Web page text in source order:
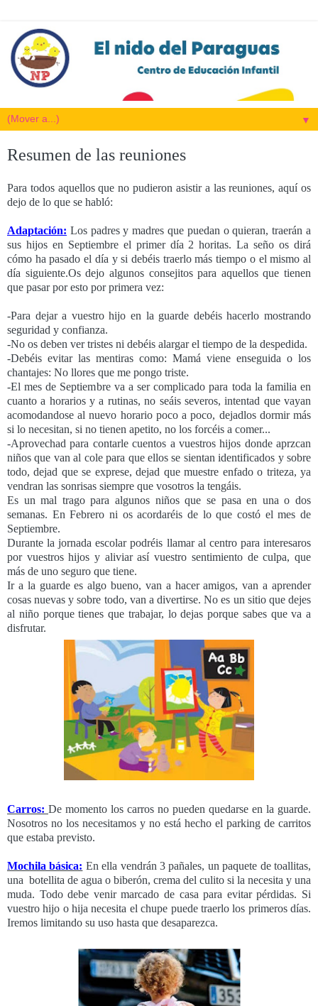
▼
Resumen de las reuniones
Para todos aquellos que no pudieron asistir a las reuniones, aquí os
dejo de lo que se habló:
Adaptación: Los padres y madres que puedan o quieran, traerán a
sus hijos en Septiembre el primer día 2 horitas. La seño os dirá
cómo ha pasado el día y si debéis traerlo más tiempo o el mismo al
día siguiente.Os dejo algunos consejitos para aquellos que tienen
que pasar por esto por primera vez:
-Para dejar a vuestro hijo en la guarde debéis hacerlo mostrando
seguridad y confianza.
-No os deben ver tristes ni debéis alargar el tiempo de la despedida.
-Debéis evitar las mentiras como: Mamá viene enseguida o los
chantajes: No llores que me pongo triste.
-El mes de Septiembre va a ser complicado para toda la familia en
cuanto a horarios y a rutinas, no seáis severos, intentad que vayan
acomodandose al nuevo horario poco a poco, dejadlos dormir más
si lo necesitan, si no tienen apetito, no los forcéis a comer...
-Aprovechad para contarle cuentos a vuestros hijos donde aprzcan
niños que van al cole para que ellos se sientan identificados y sobre
todo, dejad que se exprese, dejad que muestre enfado o triteza, ya
vendran las sonrisas siempre que vosotros la tengáis.
Es un mal trago para algunos niños que se pasa en una o dos
semanas. En Febrero ni os acordaréis de lo que costó el mes de
Septiembre.
Durante la jornada escolar podréis llamar al centro para interesaros
por vuestros hijos y aliviar así vuestro sentimiento de culpa, que
más de uno seguro que tiene.
Ir a la guarde es algo bueno, van a hacer amigos, van a aprender
cosas nuevas y sobre todo, van a divertirse. No es un sitio que dejes
al niño porque tienes que trabajar, lo dejas porque sabes que va a
disfrutar.
Carros: De momento los carros no pueden quedarse en la guarde.
Nosotros no los necesitamos y no está hecho el parking de carritos
que estaba previsto.
Mochila básica: En ella vendrán 3 pañales, un paquete de toallitas,
una botellita de agua o biberón, crema del culito si la necesita y una
muda. Todo debe venir marcado de casa para evitar pérdidas. Si
vuestro hijo o hija necesita el chupe puede traerlo los primeros días.
Iremos limitando su uso hasta que desaparezca.